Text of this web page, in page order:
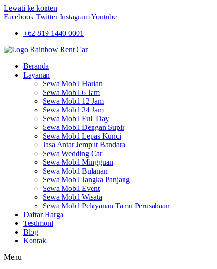
Lewati ke konten
Facebook Twitter InstagramYoutube
+62 819 1440 0001
Beranda
Layanan
Sewa Mobil Harian
Sewa Mobil 6 Jam
Sewa Mobil 12 Jam
Sewa Mobil 24 Jam
Sewa Mobil Full Day
Sewa Mobil Dengan Supir
Sewa Mobil Lepas Kunci
Jasa Antar Jemput Bandara
Sewa Wedding Car
Sewa Mobil Mingguan
Sewa Mobil Bulanan
Sewa Mobil Jangka Panjang
Sewa Mobil Event
Sewa Mobil Wisata
Sewa Mobil Pelayanan Tamu Perusahaan
Daftar Harga
Testimoni
Blog
Kontak
Menu